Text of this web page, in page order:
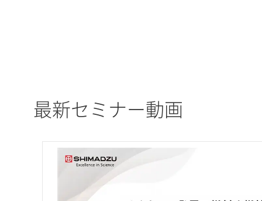
最新セミナー動画